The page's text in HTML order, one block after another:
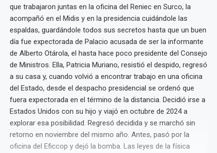
que trabajaron juntas en la oficina del Reniec en Surco, la
acompañó en el Midis y en la presidencia cuidándole las
espaldas, guardándole todos sus secretos hasta que un buen
día fue expectorada de Palacio acusada de ser la informante
de Alberto Otárola, el hasta hace poco presidente del Consejo
de Ministros. Ella, Patricia Muriano, resistió el despido, regresó
a su casa y, cuando volvió a encontrar trabajo en una oficina
del Estado, desde el despacho presidencial se ordenó que
fuera expectorada en el término de la distancia. Decidió irse a
Estados Unidos con su hijo y viajó en octubre de 2024 a
explorar esa posibilidad. Regresó decidida y se marchó sin
retorno en noviembre del mismo año. Antes, pasó por la
oficina del Eficcop y dejó la bomba. Las leyes de la física